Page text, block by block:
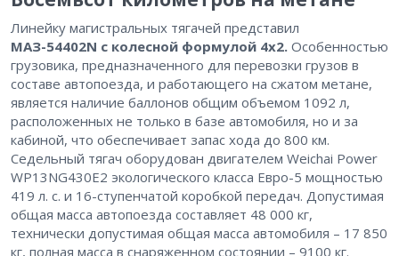
Линейку магистральных тягачей представил
МАЗ-54402N с колесной формулой 4х2. Особенностью
грузовика, предназначенного для перевозки грузов в
составе автопоезда, и работающего на сжатом метане,
является наличие баллонов общим объемом 1092 л,
расположенных не только в базе автомобиля, но и за
кабиной, что обеспечивает запас хода до 800 км.
Седельный тягач оборудован двигателем Weichai Power
WP13NG430E2 экологического класса Евро-5 мощностью
419 л. с. и 16-ступенчатой коробкой передач. Допустимая
общая масса автопоезда составляет 48 000 кг,
технически допустимая общая масса автомобиля – 17 850
кг, полная масса в снаряженном состоянии – 9100 кг.